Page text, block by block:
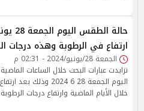
ارتفاع في الرطوبة وهذه درجات
الجمعة 28/يونيو/2024 - 02:31 م
تزايدت عبارات البحث خلال الساعات
اليوم الجمعة 28 6 2024
خلال الأيام الماضية وارتفاع درجات